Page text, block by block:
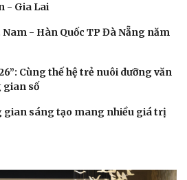
- Gia Lai
Nam - Hàn Quốc TP Đà Nẵng năm
Cùng thế hệ trẻ nuôi dưỡng văn
gian số
gian sáng tạo mang nhiều giá trị